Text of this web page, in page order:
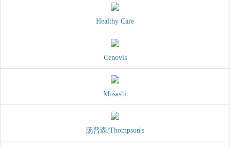
Healthy Care
Cenovis
Musashi
汤普森/Thompson's